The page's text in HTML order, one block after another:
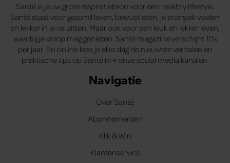
Santé is jouw grote inspiratiebron voor een healthy lifestyle.
Santé staat voor gezond leven, bewust eten, je energiek voelen
en lekker in je vel zitten. Maar ook voor een leuk en lekker leven,
waarbij je volop mag genieten. Santé magazine verschijnt 10x
per jaar. En online lees je elke dag de nieuwste verhalen en
praktische tips op Santé.nl + onze social media kanalen.
Navigatie
Over Santé
Abonnementen
Klik & Win
Klantenservice